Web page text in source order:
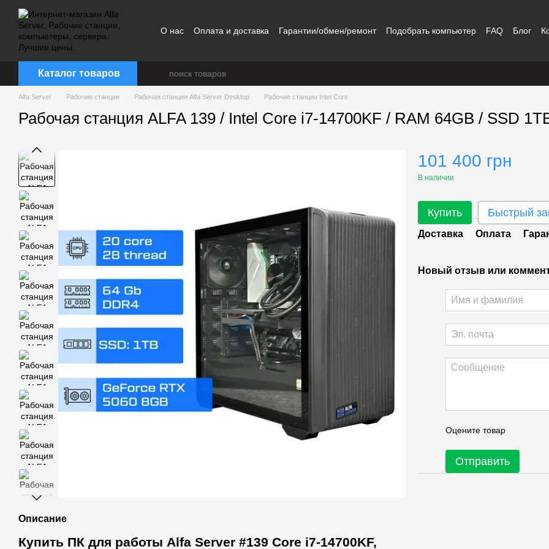
Перейти к основному контенту
О нас Оплата и доставка Гарантии/обмен/ремонт Подобрать компьютер FAQ Блог
Каталог товаров
Alfa Server Рабочие станции Рабочая станция Alfa Server Desktop Рабочие станции Intel Core
Рабочая станция ALFA 139 / Intel Core i7-14700KF / RAM 64GB / SSD
Описание
Купить ПК для работы Alfa Server #139 Core i7-14700KF,
101 400 грн
В наличии
Купить Быстрый
Доставка Оплата
Новый отзыв или
Оцените товар
Отправить